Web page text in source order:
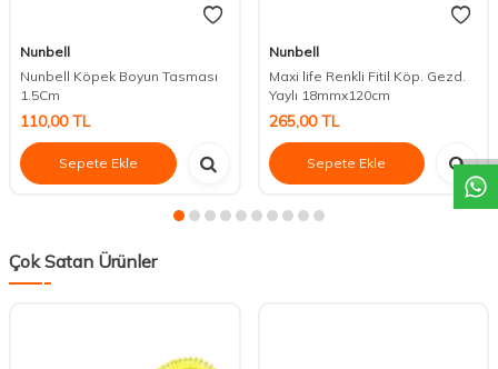
Nunbell
Nunbell Köpek Boyun Tasması
1.5Cm
110,00TL
Sepete Ekle
Nunbell
Maxi life Renkli Fitil Köp. Gezd.
Yaylı 18mmx120cm
265,00TL
Sepete Ekle
Çok Satan Ürünler